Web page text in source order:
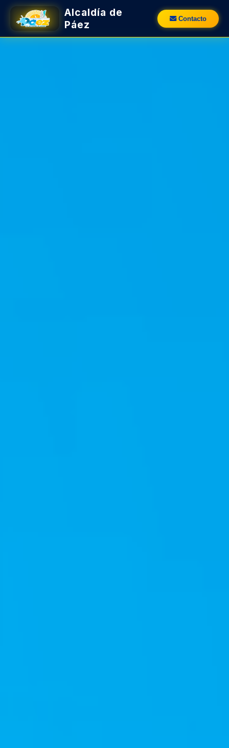
Alcaldía de
Páez
Contacto